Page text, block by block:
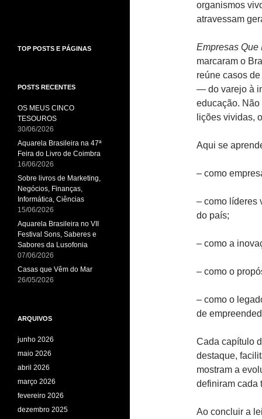
organismos
atravessam
Empresas Que
marcaram o
reúne casos
— do varejo à
educação.
lições vividas,
Aqui se
– como
– como líderes
do país;
– como a
– como o
– como o
de
Cada capítulo
destaque,
mostram a
definiram cada
Ao concluir a
TOP POSTS E PÁGINAS
POSTS RECENTES
OS MEUS CINCO
TESOUROS
30/06/2026
Aquarela Brasileira na 47ª
Feira do Livro de Coimbra
16/06/2026
Sobre livros de Marketing,
Negócios, Finanças,
Informática, Ciências
15/06/2026
Aquarela Brasileira no VII
Festival Sons, Saberes e
Sabores da Lusofonia
07/06/2026
Casas que Vêm do Mar
26/05/2026
ARQUIVOS
junho 2026
maio 2026
abril 2026
março 2026
fevereiro 2026
dezembro 2025